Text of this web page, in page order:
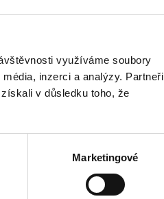
využíváme soubory
inzerci a analýzy. Partneři
v důsledku toho, že
Marketingové
jak ve světle
stanovené
Na jednotku je
musí sledovat
za použití